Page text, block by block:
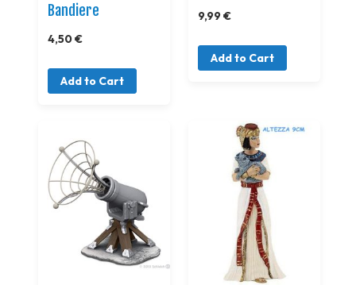
Bandiere
4,50 €
Add to Cart
9,99 €
Add to Cart